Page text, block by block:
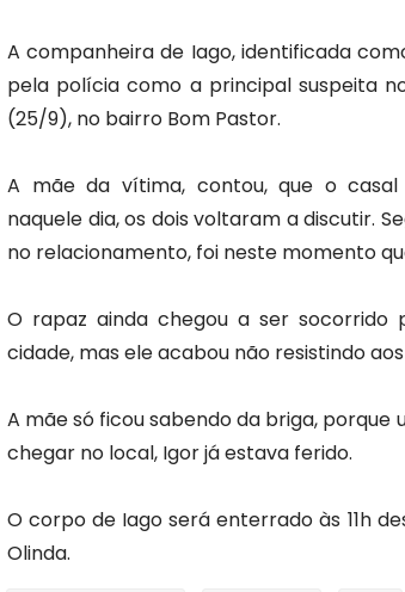
A companheira de Iago, identificada
pela polícia como a principal suspeita
(25/9), no bairro Bom Pastor.
A mãe da vítima, contou, que o
naquele dia, os dois voltaram a discutir.
no relacionamento, foi neste momento
O rapaz ainda chegou a ser socorrido
cidade, mas ele acabou não resistindo
A mãe só ficou sabendo da briga, porque
chegar no local, Igor já estava ferido.
O corpo de Iago será enterrado às 11h
Olinda.